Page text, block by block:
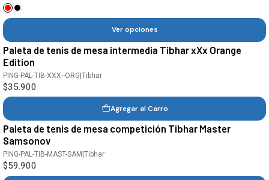
Ver opciones
Paleta de tenis de mesa intermedia Tibhar xXx Orange
Edition
PING-PAL-TIB-XXX--ORG|Tibhar
$35.900
Agregar al Carro
Paleta de tenis de mesa competición Tibhar Master
Samsonov
PING-PAL-TIB-MAST-SAM |Tibhar
$59.900